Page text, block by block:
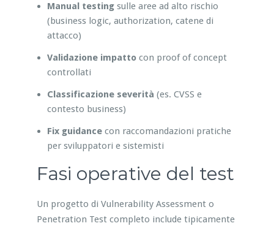
Manual testingsulle aree ad alto rischio
(business logic, authorization, catene di
attacco)
Validazione impattocon proof of concept
controllati
Classificazione severità (es. CVSS e
contesto business)
Fix guidancecon raccomandazioni pratiche
per sviluppatori e sistemisti
Fasi operative del test
Un progetto di Vulnerability Assessment o
Penetration Test completo include tipicamente